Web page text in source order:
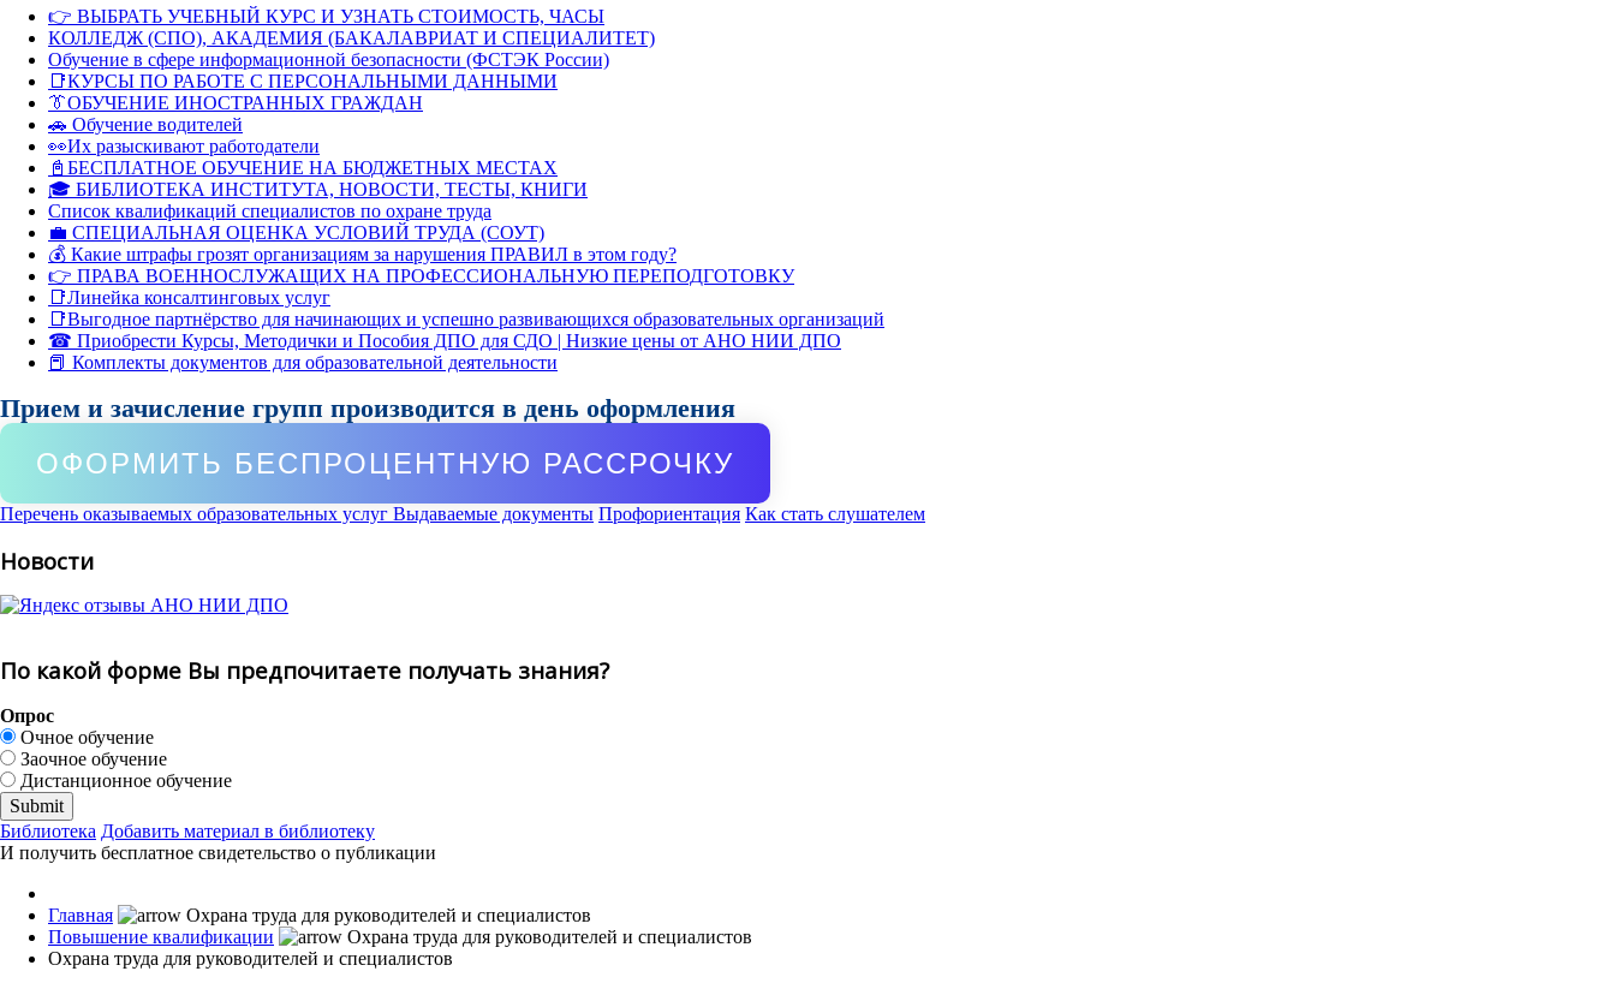
👉 ВЫБРАТЬ УЧЕБНЫЙ КУРС И УЗНАТЬ СТОИМОСТЬ, ЧАСЫ
КОЛЛЕДЖ (СПО), АКАДЕМИЯ (БАКАЛАВРИАТ И СПЕЦИАЛИТЕТ)
Обучение в сфере информационной безопасности (ФСТЭК России)
📑КУРСЫ ПО РАБОТЕ С ПЕРСОНАЛЬНЫМИ ДАННЫМИ
👔ОБУЧЕНИЕ ИНОСТРАННЫХ ГРАЖДАН
🚗 Обучение водителей
👀Их разыскивают работодатели
📓БЕСПЛАТНОЕ ОБУЧЕНИЕ НА БЮДЖЕТНЫХ МЕСТАХ
🎓 БИБЛИОТЕКА ИНСТИТУТА, НОВОСТИ, ТЕСТЫ, КНИГИ
Список квалификаций специалистов по охране труда
💼 СПЕЦИАЛЬНАЯ ОЦЕНКА УСЛОВИЙ ТРУДА (СОУТ)
💰 Какие штрафы грозят организациям за нарушения ПРАВИЛ в этом году?
👉 ПРАВА ВОЕННОСЛУЖАЩИХ НА ПРОФЕССИОНАЛЬНУЮ ПЕРЕПОДГОТОВКУ
📑Линейка консалтинговых услуг
📑Выгодное партнёрство для начинающих и успешно развивающихся образовательных организаций
☎ Приобрести Курсы, Методички и Пособия ДПО для СДО | Низкие цены от АНО НИИ ДПО
📕 Комплекты документов для образовательной деятельности
Прием и зачисление групп производится в день оформления
ОФОРМИТЬ БЕСПРОЦЕНТНУЮ РАССРОЧКУ
Перечень оказываемых образовательных услуг Выдаваемые документы Профориентация Как стать слушателем
Новости
По какой форме Вы предпочитаете получать знания?
Опрос
Очное обучение
Заочное обучение
Дистанционное обучение
Библиотека Добавить материал в библиотеку
И получить бесплатное свидетельство о публикации
Главная
Повышение квалификации
Охрана труда для руководителей и специалистов